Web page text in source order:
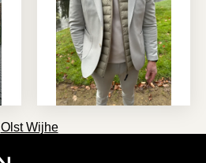
Olst Wijhe